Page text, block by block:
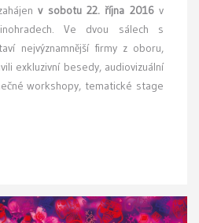
v sobotu 22. října 2016v
Ve dvou sálech s
nejvýznamnější firmy z oboru,
exkluzivní besedy, audiovizuální
workshopy, tematické stage